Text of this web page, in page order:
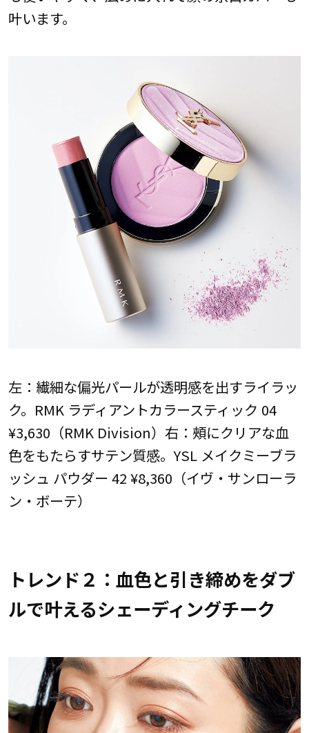
叶います。
左：繊細な偏光パールが透明感を出すライラッ
ク。RMK ラディアントカラースティック 04
¥3,630（RMK Division）右： 頰にクリアな血
色をもたらすサテン質感。YSL メイクミーブラ
ッシュ パウダー 42 ¥8,360（イヴ・サンローラ
ン・ボーテ）
トレンド２：血色と引き締めをダブ
ルで叶えるシェーディングチーク